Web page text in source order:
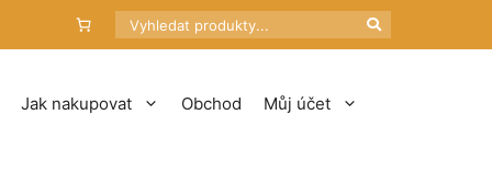
Hledat
Jak nakupovat Obchod Můj účet